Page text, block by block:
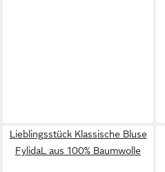
Lieblingsstück Klassische Bluse
FylidaL aus 100% Baumwolle